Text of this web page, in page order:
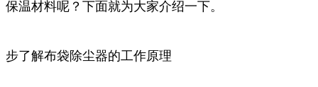
保温材料呢？下面就为大家介绍一下。
步了解布袋除尘器的工作原理